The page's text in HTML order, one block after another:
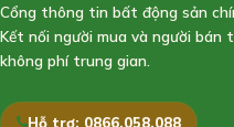
Cổng thông tin bất động sản
Kết nối người mua và người bán
không phí trung gian.
Hỗ trợ: 0866.058.088